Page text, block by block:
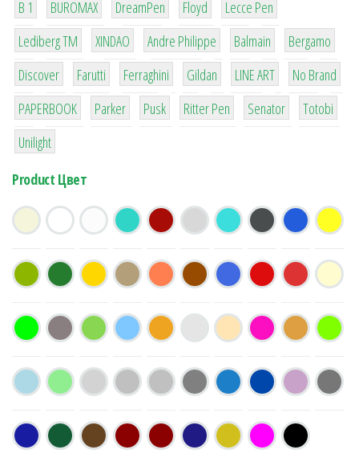
B 1 BUROMAX DreamPen Floyd Lecce Pen
3
Lediberg ТМ
3
XINDAO
1
Andre Philippe
4
Balmain
26
Bergamo
64
Discover
299
Farutti
4
Ferraghini
42
Gildan
4
LINE ART
90
No Brand
8
PAPERBOOK
6
Parker
2
Pusk
22
Ritter Pen
15
Senator
43
Totobi
1
Unilight
Product Цвет